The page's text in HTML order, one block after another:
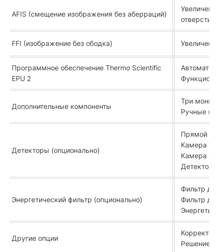
AFIS (смещение изображения без аберраций)
FFI (изображение без ободка)
Программное обеспечение Thermo Scientific
EPU 2
Дополнительные компоненты
Три
Ручные
Детекторы (опционально)
Прямой
Камера
Камера
Детекторы
Энергетический фильтр (опционально)
Фильтр
Фильтр
Другие опции
Решение